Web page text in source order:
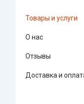
Товары и услуги
О нас
Отзывы
Доставка и